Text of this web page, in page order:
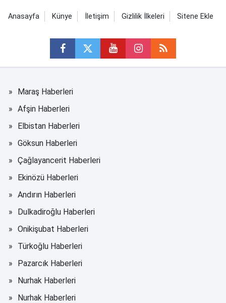
Anasayfa Künye İletişim Gizlilik İlkeleri Sitene Ekle
Maraş Haberleri
Afşin Haberleri
Elbistan Haberleri
Göksun Haberleri
Çağlayancerit Haberleri
Ekinözü Haberleri
Andırın Haberleri
Dulkadiroğlu Haberleri
Onikişubat Haberleri
Türkoğlu Haberleri
Pazarcık Haberleri
Nurhak Haberleri
Nurhak Haberleri